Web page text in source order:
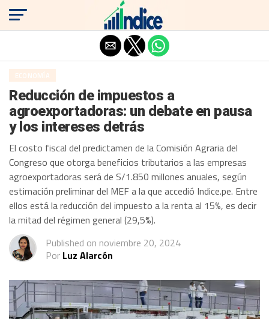
ECONOMÍA
Reducción de impuestos a
agroexportadoras: un debate en pausa
y los intereses detrás
El costo fiscal del predictamen de la Comisión Agraria del
Congreso que otorga beneficios tributarios a las empresas
agroexportadoras será de S/1.850 millones anuales, según
estimación preliminar del MEF a la que accedió Indice.pe. Entre
ellos está la reducción del impuesto a la renta al 15%, es decir
la mitad del régimen general (29,5%).
Published on noviembre 20, 2024
Por Luz Alarcón
Salir de la versión móvil